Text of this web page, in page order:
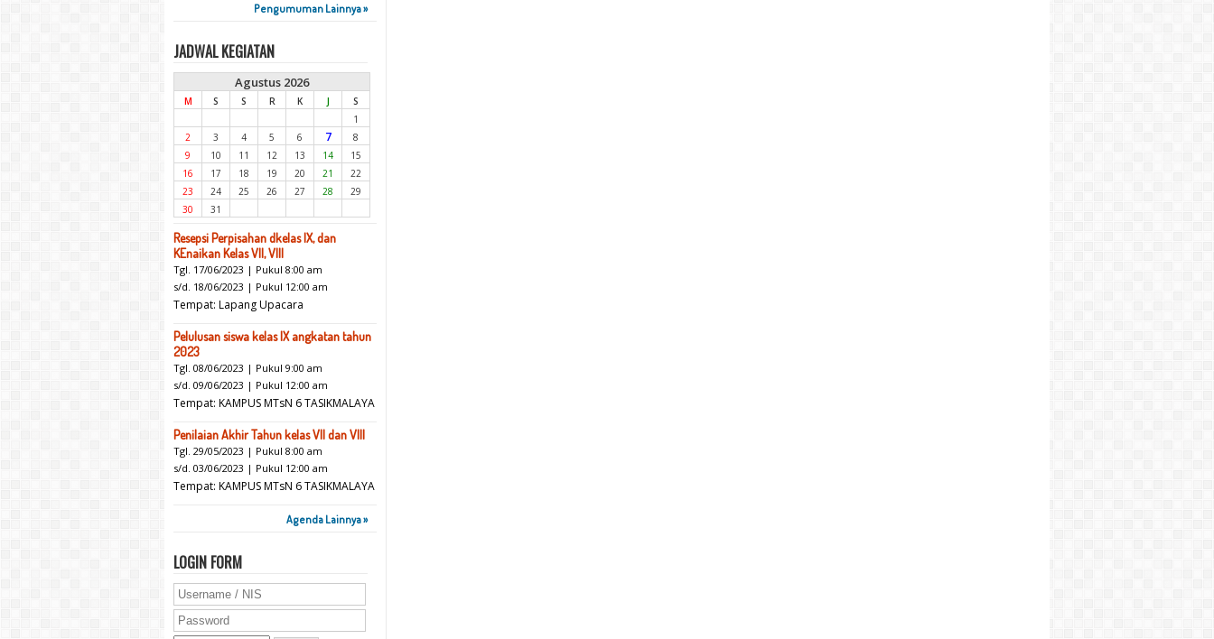
Pengumuman Lainnya »
JADWAL KEGIATAN
Agustus 2026
M S S R K J
S
1
2
3 4 5 6 7
8
9
10 11 12 13 14
15
16
17 18 19 20 21
22
23
24 25 26 27 28
29
30
31
Resepsi Perpisahan dkelas IX, dan
KEnaikan Kelas VII, VIII
Tgl. 17/06/2023 | Pukul 8:00 am
s/d. 18/06/2023 | Pukul 12:00 am
Tempat: Lapang Upacara
Pelulusan siswa kelas IX angkatan tahun
2023
Tgl. 08/06/2023 | Pukul 9:00 am
s/d. 09/06/2023 | Pukul 12:00 am
Tempat: KAMPUS MTsN 6 TASIKMALAYA
Penilaian Akhir Tahun kelas VII dan VIII
Tgl. 29/05/2023 | Pukul 8:00 am
s/d. 03/06/2023 | Pukul 12:00 am
Tempat: KAMPUS MTsN 6 TASIKMALAYA
Agenda Lainnya »
LOGIN FORM